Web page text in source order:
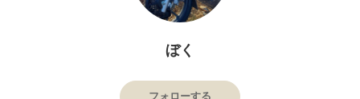
ぼく
フォローする